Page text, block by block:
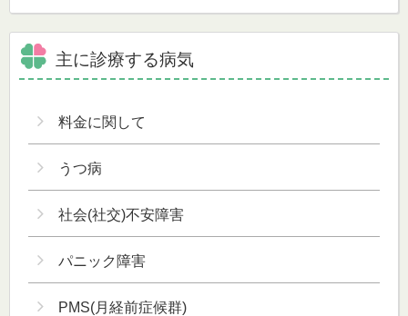
主に診療する病気
料金に関して
うつ病
社会(社交)不安障害
パニック障害
PMS(月経前症候群)